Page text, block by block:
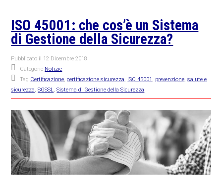
ISO 45001: che cos’è un Sistema
di Gestione della Sicurezza?
Pubblicato il 12 Dicembre 2018
Categorie Notizie
Tag Certificazione,certificazione sicurezza, ISO 45001 , prevenzione,salute e
sicurezza,SGSSL,Sistema di Gestione della Sicurezza